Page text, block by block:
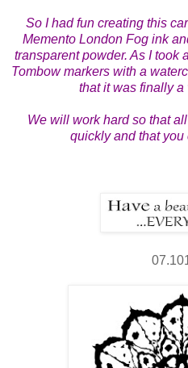
So I had fun creating this
Memento London Fog ink
transparent powder. As I took
Tombow markers with a
that it was finally a
We will work hard so that
quickly and that you